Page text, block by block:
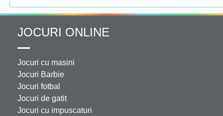
JOCURI ONLINE
Jocuri cu masini
Jocuri Barbie
Jocuri fotbal
Jocuri de gatit
Jocuri cu impuscaturi